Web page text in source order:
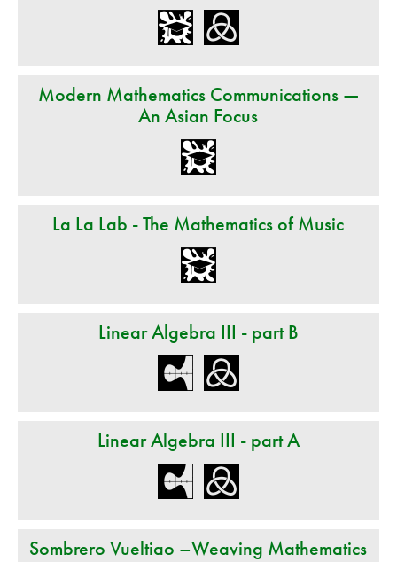
Modern Mathematics Communications —
An Asian Focus
La La Lab - The Mathematics of Music
Linear Algebra III - part B
Linear Algebra III - part A
Sombrero Vueltiao –Weaving Mathematics